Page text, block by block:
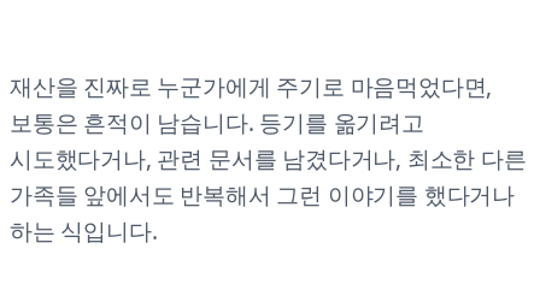
재산을 진짜로 누군가에게 주기로 마음먹었다면,
보통은 흔적이 남습니다. 등기를 옮기려고
시도했다거나, 관련 문서를 남겼다거나, 최소한 다른
가족들 앞에서도 반복해서 그런 이야기를 했다거나
하는 식입니다.